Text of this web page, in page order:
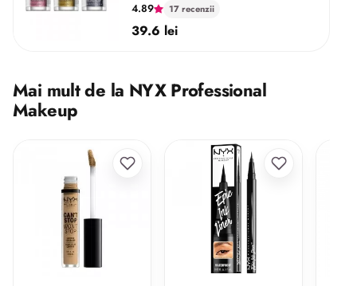
4.89 17 recenzii
39.6 lei
Mai mult de la NYX Professional
Makeup